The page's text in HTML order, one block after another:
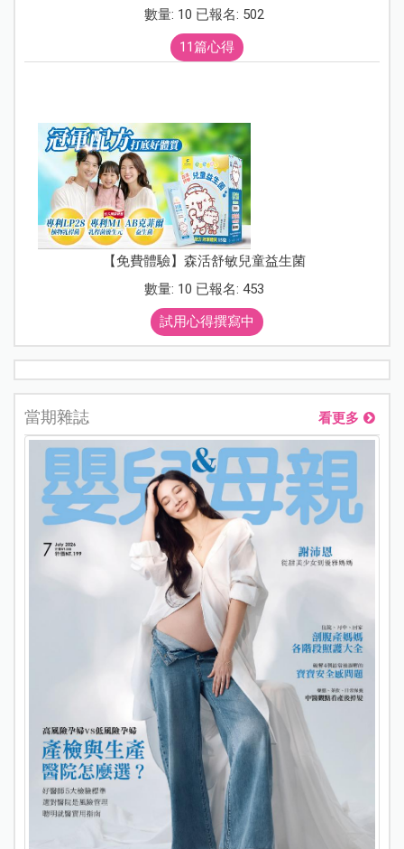
數量: 10 已報名: 502
11篇心得
【免費體驗】森活舒敏兒童益生菌
數量: 10 已報名: 453
試用心得撰寫中
當期雜誌 看更多